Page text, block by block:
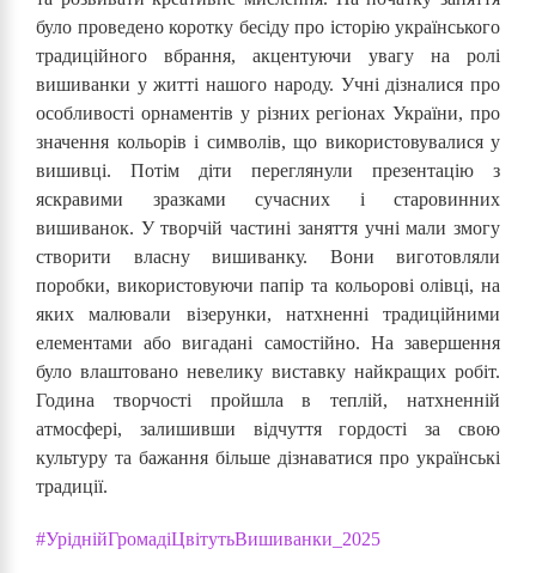
було проведено коротку бесіду про історію українського
традиційного вбрання, акцентуючи увагу на ролі
вишиванки у житті нашого народу. Учні дізналися про
особливості орнаментів у різних регіонах України, про
значення кольорів і символів, що використовувалися у
вишивці. Потім діти переглянули презентацію з
яскравими зразками сучасних і старовинних
вишиванок. У творчій частині заняття учні мали змогу
створити власну вишиванку. Вони виготовляли
поробки, використовуючи папір та кольорові олівці, на
яких малювали візерунки, натхненні традиційними
елементами або вигадані самостійно. На завершення
було влаштовано невелику виставку найкращих робіт.
Година творчості пройшла в теплій, натхненній
атмосфері, залишивши відчуття гордості за свою
культуру та бажання більше дізнаватися про українські
традиції.
#УріднійГромадіЦвітутьВишиванки_2025